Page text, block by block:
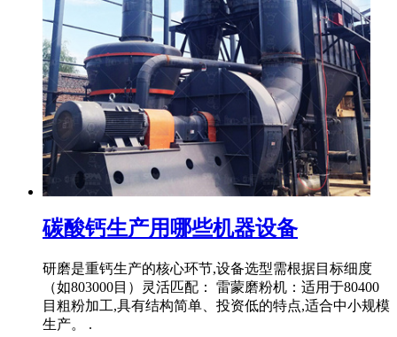
碳酸钙生产用哪些机器设备
研磨是重钙生产的核心环节,设备选型需根据目标细度
（如803000目）灵活匹配： 雷蒙磨粉机：适用于80400
目粗粉加工,具有结构简单、投资低的特点,适合中小规模
生产。 .